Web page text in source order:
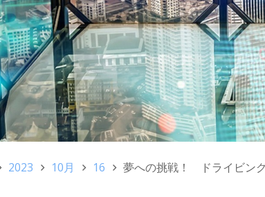
2023 10月 16 夢への挑戦！ ドライビン